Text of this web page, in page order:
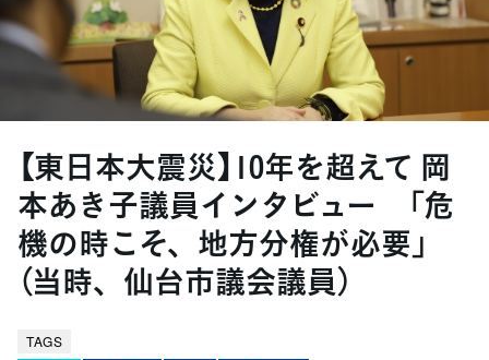
【東日本大震災】10年を超えて 岡
本あき子議員インタビュー 「危
機の時こそ、地方分権が必要」
（当時、仙台市議会議員）
TAGS